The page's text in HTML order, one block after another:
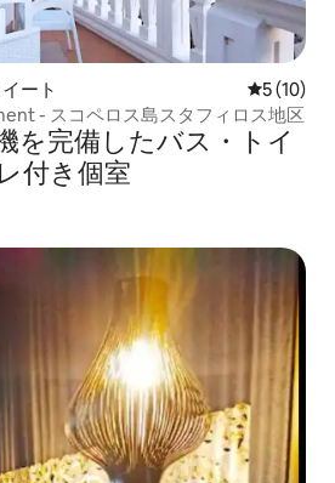
ート レビュー
5 (10)
- スコペロス島スタフィロス地区
を完備したバス・トイ
レ付き個室